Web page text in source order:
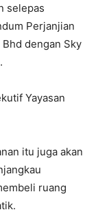
selepas
Perjanjian
dengan Sky
Yayasan
itu juga akan
ruang